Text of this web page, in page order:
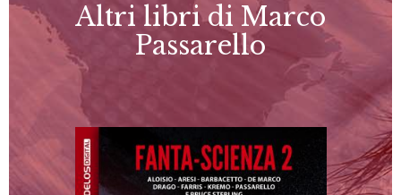
Altri libri di Marco
Passarello